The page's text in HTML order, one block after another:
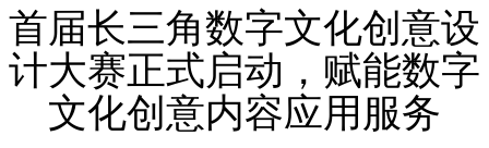
首届长三角数字文化创意设
计大赛正式启动，赋能数字
文化创意内容应用服务